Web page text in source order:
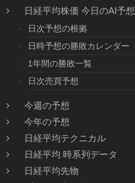
日経平均株価 今日のAI予想
日次予想の根拠
日時予想の勝敗カレンダー
1年間の勝敗一覧
日次売買予想
今週の予想
今年の予想
日経平均テクニカル
日経平均 時系列データ
日経平均先物